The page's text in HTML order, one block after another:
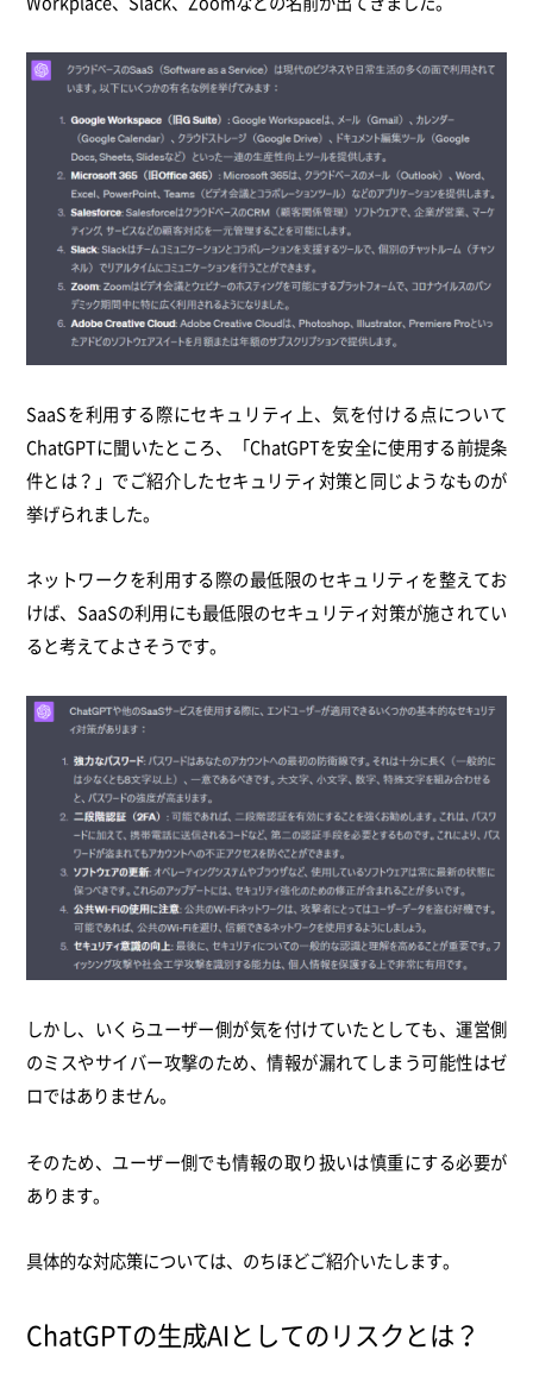
SaaSを利用する際にセキュリティ上、気を付ける点について
ChatGPTに聞いたところ、「ChatGPTを安全に使用する前提条
件とは？」でご紹介したセキュリティ対策と同じようなものが
挙げられました。
ネットワークを利用する際の最低限のセキュリティを整えてお
けば、SaaSの利用にも最低限のセキュリティ対策が施されてい
ると考えてよさそうです。
しかし、いくらユーザー側が気を付けていたとしても、運営側
のミスやサイバー攻撃のため、情報が漏れてしまう可能性はゼ
ロではありません。
そのため、ユーザー側でも情報の取り扱いは慎重にする必要が
あります。
具体的な対応策については、のちほどご紹介いたします。
ChatGPTの生成AIとしてのリスクとは？